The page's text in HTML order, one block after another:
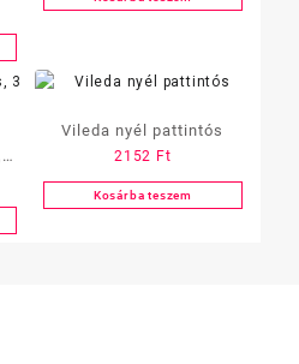
Ft.
Vileda nyél pattintós
2152 Ft
Kosárba teszem